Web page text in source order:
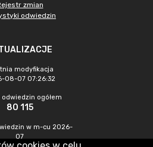
zmian
odwiedzin
modyfikacja
08-07 07:26:32
odwiedzin ogółem
80 115
w m-cu 2026-
07